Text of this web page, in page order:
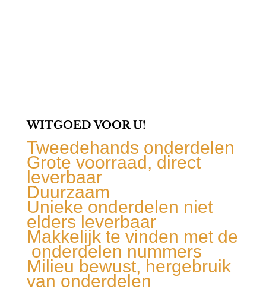
WITGOED VOOR U!
Tweedehands onderdelen
Grote voorraad, direct
leverbaar
Duurzaam
Unieke onderdelen niet
elders leverbaar
Makkelijk te vinden met de
onderdelen nummers
Milieu bewust, hergebruik
van onderdelen